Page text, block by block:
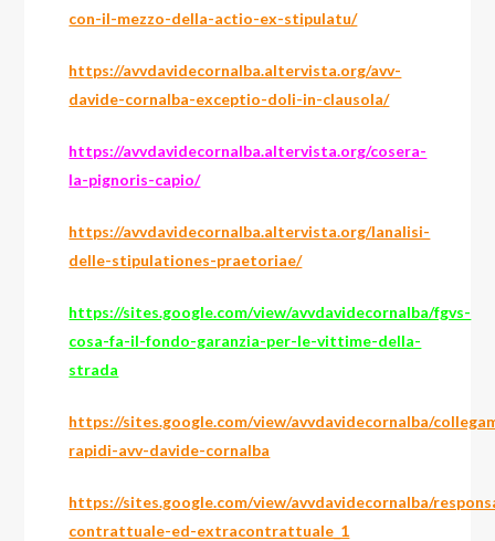
con-il-mezzo-della-actio-ex-stipulatu/
https://avvdavidecornalba.altervista.org/avv-
davide-cornalba-exceptio-doli-in-clausola/
https://avvdavidecornalba.altervista.org/cosera-
la-pignoris-capio/
https://avvdavidecornalba.altervista.org/lanalisi-
delle-stipulationes-praetoriae/
https://sites.google.com/view/avvdavidecornalba/fgvs-
cosa-fa-il-fondo-garanzia-per-le-vittime-della-
strada
https://sites.google.com/view/avvdavidecornalba/
rapidi-avv-davide-cornalba
https://sites.google.com/view/avvdavidecornalba/
contrattuale-ed-extracontrattuale_1